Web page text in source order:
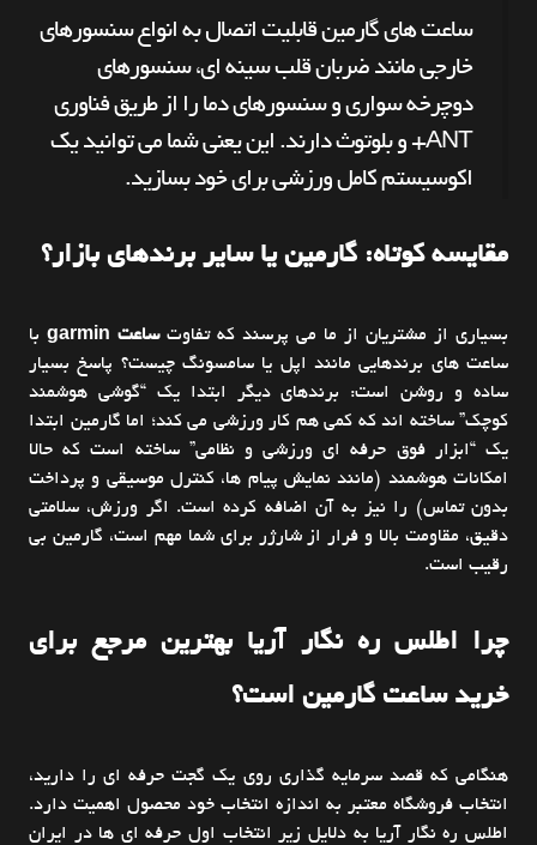
ساعت های گارمین قابلیت اتصال به انواع سنسورهای
خارجی مانند ضربان قلب سینه ای، سنسورهای
دوچرخه سواری و سنسورهای دما را از طریق فناوری
ANT+ و بلوتوث دارند. این یعنی شما می توانید یک
اکوسیستم کامل ورزشی برای خود بسازید.
مقایسه کوتاه: گارمین یا سایر برندهای بازار؟
بسیاری از مشتریان از ما می پرسند که تفاوتساعت garmin
با
ساعت های برندهایی مانند اپل یا سامسونگ چیست؟ پاسخ بسیار
ساده و روشن است: برندهای دیگر ابتدا یک “گوشی هوشمند
کوچک” ساخته اند که کمی هم کار ورزشی می کند؛ اما گارمین ابتدا
یک “ابزار فوق حرفه ای ورزشی و نظامی” ساخته است که حالا
امکانات هوشمند (مانند نمایش پیام ها، کنترل موسیقی و پرداخت
بدون تماس) را نیز به آن اضافه کرده است. اگر ورزش، سلامتی
دقیق، مقاومت بالا و فرار از شارژر برای شما مهم است، گارمین بی
رقیب است.
چرا اطلس ره نگار آریا بهترین مرجع برای
خرید ساعت گارمین است؟
هنگامی که قصد سرمایه گذاری روی یک گجت حرفه ای را دارید،
انتخاب فروشگاه معتبر به اندازه انتخاب خود محصول اهمیت دارد.
اطلس ره نگار آریا به دلایل زیر انتخاب اول حرفه ای ها در ایران